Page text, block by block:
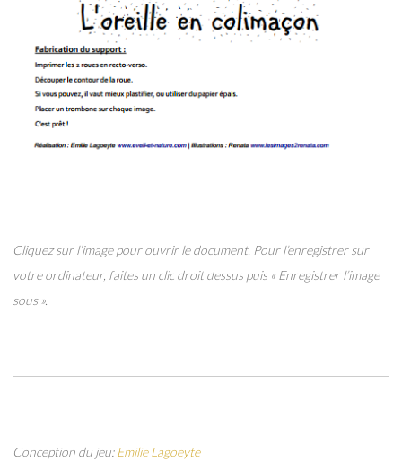
Cliquez sur l’image pour ouvrir le document. Pour l’enregistrer sur
votre ordinateur, faites un clic droit dessus puis « Enregistrer l’image
sous ».
Conception du jeu:Emilie Lagoeyte